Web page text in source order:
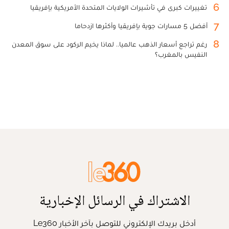
6 تغييرات كبرى في تأشيرات الولايات المتحدة الأمريكية بإفريقيا
7 أفضل 5 مسارات جوية بإفريقيا وأكثرها ازدحاما
8
رغم تراجع أسعار الذهب عالميا.. لماذا يخيم الركود على سوق المعدن
النفيس بالمغرب؟
الاشتراك في الرسائل الإخبارية
أدخل بريدك الإلكتروني للتوصل بآخر الأخبار Le360